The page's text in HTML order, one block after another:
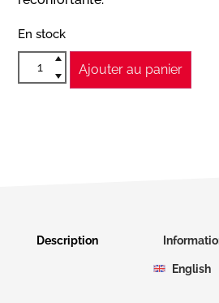
En stock
Ajouter au panier
Description
English